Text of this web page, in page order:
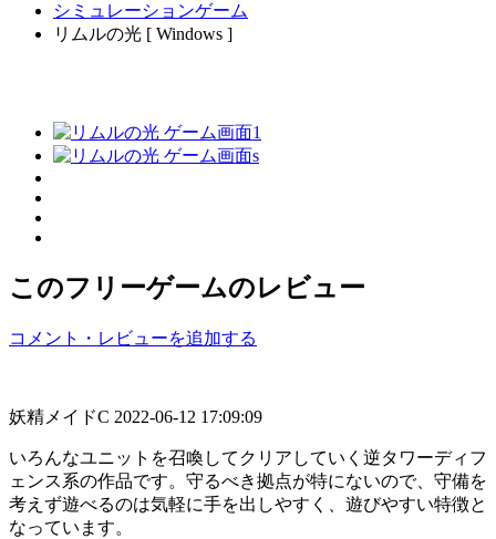
シミュレーションゲーム
リムルの光 [ Windows ]
このフリーゲームのレビュー
コメント・レビューを追加する
妖精メイドC 2022-06-12 17:09:09
いろんなユニットを召喚してクリアしていく逆タワーディフ
ェンス系の作品です。守るべき拠点が特にないので、守備を
考えず遊べるのは気軽に手を出しやすく、遊びやすい特徴と
なっています。